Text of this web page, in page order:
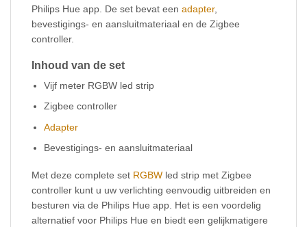
Philips Hue app. De set bevat een adapter,
bevestigings- en aansluitmateriaal en de Zigbee
controller.
Inhoud van de set
Vijf meter RGBW led strip
Zigbee controller
Adapter
Bevestigings- en aansluitmateriaal
Met deze complete set RGBW led strip met Zigbee
controller kunt u uw verlichting eenvoudig uitbreiden en
besturen via de Philips Hue app. Het is een voordelig
alternatief voor Philips Hue en biedt een gelijkmatigere